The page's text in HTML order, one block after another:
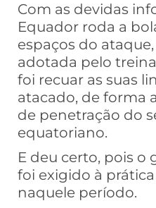
Com as devidas
Equador roda a
espaços do
adotada pelo
foi recuar as suas
atacado, de forma
de penetração do
equatoriano.
E deu certo, pois o
foi exigido à
naquele período.